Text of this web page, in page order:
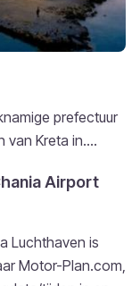
prefectuur
van Kreta in....
Airport
Luchthaven is
Motor-Plan.com,